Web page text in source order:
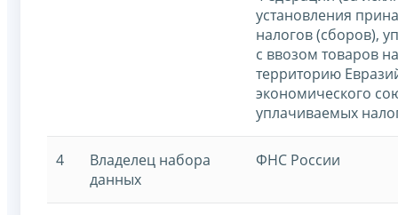
установления
налогов (сборов),
с ввозом товаров
территорию
экономического
уплачиваемых
4
Владелец набора
данных
ФНС России